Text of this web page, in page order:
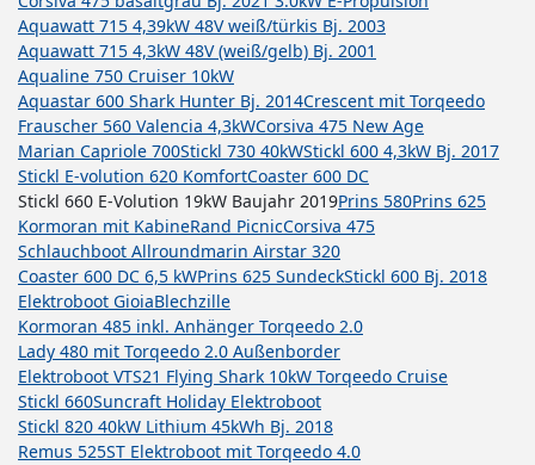
Aquawatt 715 4,39kW 48V weiß/türkis Bj. 2003
Aquawatt 715 4,3kW 48V (weiß/gelb) Bj. 2001
Aqualine 750 Cruiser 10kW
Aquastar 600 Shark Hunter Bj. 2014Crescent mit Torqeedo
Frauscher 560 Valencia 4,3kWCorsiva 475 New Age
Marian Capriole 700Stickl 730 40kWStickl 600 4,3kW Bj. 2017
Stickl E-volution 620 KomfortCoaster 600 DC
Stickl 660 E-Volution 19kW Baujahr 2019Prins 580Prins 625
Kormoran mit KabineRand PicnicCorsiva 475
Schlauchboot Allroundmarin Airstar 320
Coaster 600 DC 6,5 kWPrins 625 SundeckStickl 600 Bj. 2018
Elektroboot GioiaBlechzille
Kormoran 485 inkl. Anhänger Torqeedo 2.0
Lady 480 mit Torqeedo 2.0 Außenborder
Elektroboot VTS21 Flying Shark 10kW Torqeedo Cruise
Stickl 660Suncraft Holiday Elektroboot
Stickl 820 40kW Lithium 45kWh Bj. 2018
Remus 525ST Elektroboot mit Torqeedo 4.0